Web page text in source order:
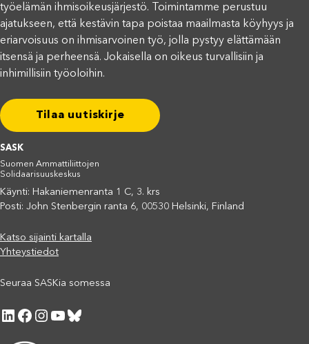
työelämän ihmisoikeusjärjestö. Toimintamme perustuu
ajatukseen, että kestävin tapa poistaa maailmasta köyhyys ja
eriarvoisuus on ihmisarvoinen työ, jolla pystyy elättämään
itsensä ja perheensä. Jokaisella on oikeus turvallisiin ja
inhimillisiin työoloihin.
Tilaa uutiskirje
SASK
Suomen Ammattiliittojen
Solidaarisuuskeskus
Käynti: Hakaniemenranta 1 C, 3. krs
Posti: John Stenbergin ranta 6, 00530 Helsinki, Finland
Katso sijainti kartalla
Yhteystiedot
Seuraa SASKia somessa
LinkedIn Facebook Instagram YouTube Bluesky